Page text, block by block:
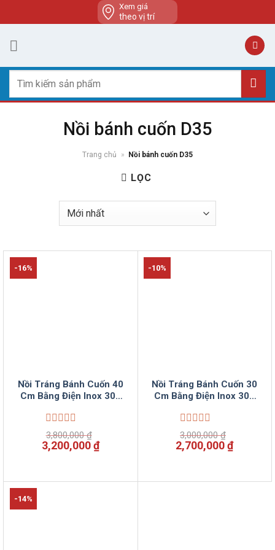
to
content
Xem giá
theo vị trí
kiếm:
Nồi bánh cuốn D35
Trang chủ » Nồi bánh cuốn D35
LỌC
-16%
Nồi Tráng Bánh Cuốn 40
Cm Bằng Điện Inox 304
Được
xếp
hạng
sao
3,800,000₫
Giá
gốc
3,800,000 ₫.
3,200,000₫Giá
hiện
là:
-10%
Nồi Tráng Bánh Cuốn 30
Cm Bằng Điện Inox 304
Được
xếp
hạng
sao
3,000,000₫
Giá
gốc
3,000,000 ₫.
2,700,000₫Giá
là:
-14%